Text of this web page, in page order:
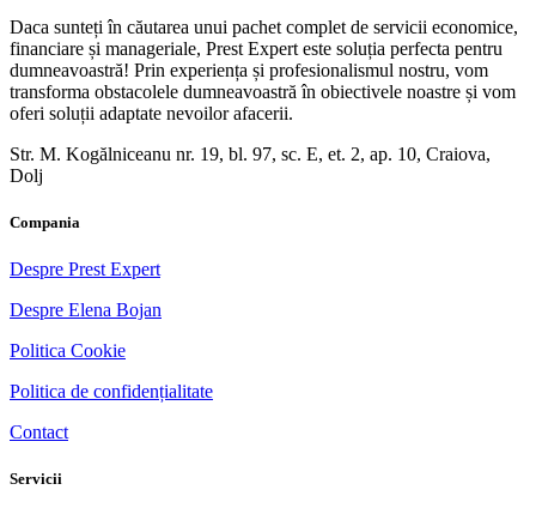
Daca sunteți în căutarea unui pachet complet de servicii economice,
financiare și manageriale, Prest Expert este soluția perfecta pentru
dumneavoastră! Prin experiența și profesionalismul nostru, vom
transforma obstacolele dumneavoastră în obiectivele noastre și vom
oferi soluții adaptate nevoilor afacerii.
Str. M. Kogălniceanu nr. 19, bl. 97, sc. E, et. 2, ap. 10, Craiova,
Dolj
Compania
Despre Prest Expert
Despre Elena Bojan
Politica Cookie
Politica de confidențialitate
Contact
Servicii